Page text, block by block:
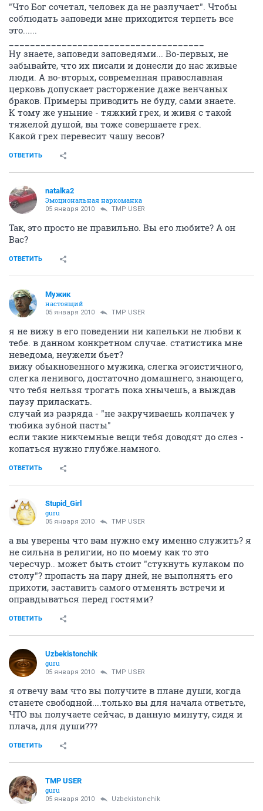
"Что Бог сочетал, человек да не разлучает". Чтобы
соблюдать заповеди мне приходится терпеть все
это......
Ну знаете, заповеди заповедями... Во-первых, не
забывайте, что их писали и донесли до нас живые
люди. А во-вторых, современная православная
церковь допускает расторжение даже венчаных
браков. Примеры приводить не буду, сами знаете.
К тому же уныние - тяжкий грех, и живя с такой
тяжелой душой, вы тоже совершаете грех.
Какой грех перевесит чашу весов?
ОТВЕТИТЬ
natalka2
Эмоциональная наркоманка
05 января 2010 TMP USER
Так, это просто не правильно. Вы его любите? А он
Вас?
ОТВЕТИТЬ
Мужик
настоящий
05 января 2010 TMP USER
я не вижу в его поведении ни капельки не любви к
тебе. в данном конкретном случае. статистика мне
неведома, неужели бьет?
вижу обыкновенного мужика, слегка эгоистичного,
слегка ленивого, достаточно домашнего, знающего,
что тебя нельзя трогать пока хнычешь, а выждав
паузу приласкать.
случай из разряда - "не закручиваешь колпачек у
тюбика зубной пасты"
если такие никчемные вещи тебя доводят до слез -
копаться нужно глубже.намного.
ОТВЕТИТЬ
Stupid_Girl
guru
05 января 2010 TMP USER
а вы уверены что вам нужно ему именно служить? я
не сильна в религии, но по моему как то это
чересчур.. может быть стоит "стукнуть кулаком по
столу"? пропасть на пару дней, не выполнять его
прихоти, заставить самого отменять встречи и
оправдываться перед гостями?
ОТВЕТИТЬ
Uzbekistonchik
guru
05 января 2010 TMP USER
я отвечу вам что вы получите в плане души, когда
станете свободной....только вы для начала ответьте,
ЧТО вы получаете сейчас, в данную минуту, сидя и
плача, для души???
ОТВЕТИТЬ
TMP USER
guru
05 января 2010 Uzbekistonchik